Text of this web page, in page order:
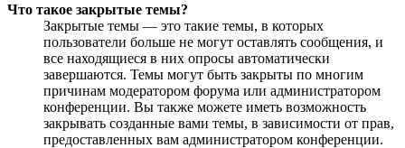
Что такое закрытые темы?
Закрытые темы — это такие темы, в которых
пользователи больше не могут оставлять сообщения, и
все находящиеся в них опросы автоматически
завершаются. Темы могут быть закрыты по многим
причинам модератором форума или администратором
конференции. Вы также можете иметь возможность
закрывать созданные вами темы, в зависимости от прав,
предоставленных вам администратором конференции.